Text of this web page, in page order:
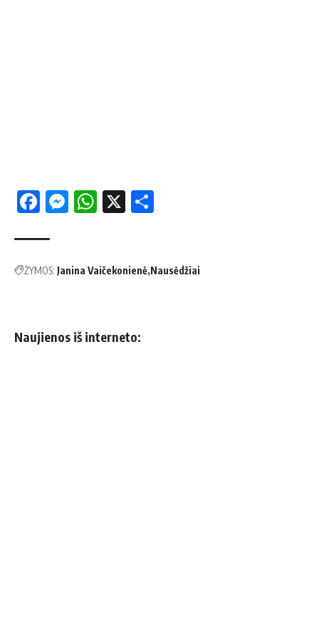
Facebook
Messenger
WhatsApp
X
ŽYMOS: Janina Vaičekonienė Nausėdžiai
Naujienos iš interneto: